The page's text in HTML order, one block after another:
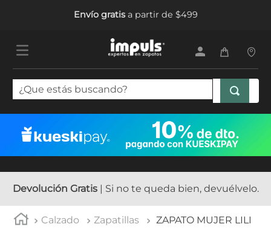
Envío gratisa partir de $499
¿Que estás buscando?
Devolución Gratis| Si no te queda bien, devuélvelo.
Calzado Zapatillas
ZAPATO MUJER LILI
1.
tenis mujer
tenis hombre
5. tenis niña